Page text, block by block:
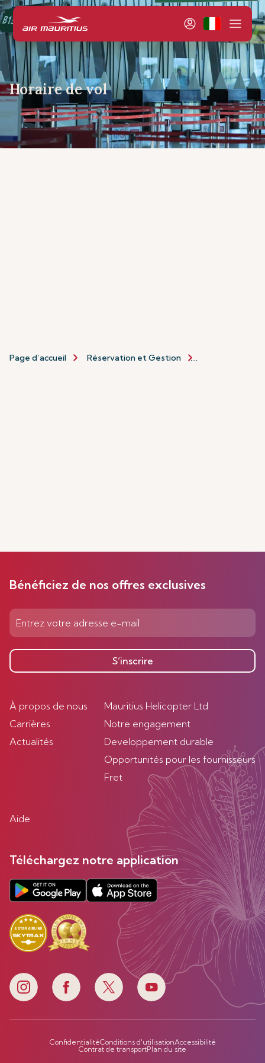
Horaire de vol
Page d’accueil Réservation et Gestion
Bénéficiez de nos offres exclusives
S’inscrire
À propos de nous
Carrières
Actualités
Mauritius Helicopter Ltd
Notre engagement
Developpement durable
Opportunités pour les fournisseurs
Fret
Aide
Téléchargez notre application
ConfidentialitéConditions d'utilisationAccessibilité
Contrat de transportPlan du site